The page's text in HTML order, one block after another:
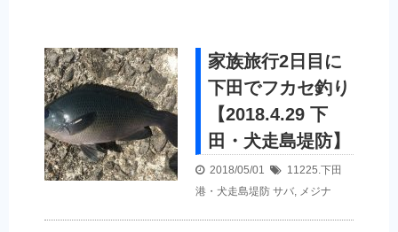
家族旅行2日目に
下田でフカセ釣り
【2018.4.29 下
田・犬走島堤防】
2018/05/01
11225.下田
港・犬走島堤防 サバ, メジナ